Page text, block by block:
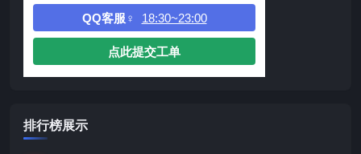
QQ客服♀ 18:30~23:00
点此提交工单
排行榜展示